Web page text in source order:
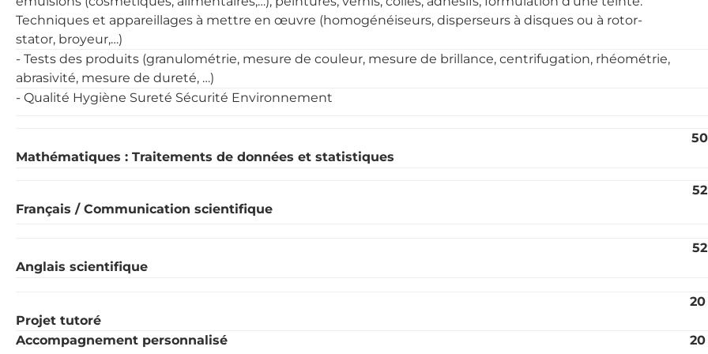
Techniques et appareillages à mettre en œuvre (homogénéiseurs, disperseurs à disques ou à rotor-
stator, broyeur,…)
- Tests des produits (granulométrie, mesure de couleur, mesure de brillance, centrifugation, rhéométrie,
abrasivité, mesure de dureté, …)
- Qualité Hygiène Sureté Sécurité Environnement
Mathématiques : Traitements de données et statistiques
Français / Communication scientifique
Anglais scientifique
Projet tutoré
Accompagnement personnalisé